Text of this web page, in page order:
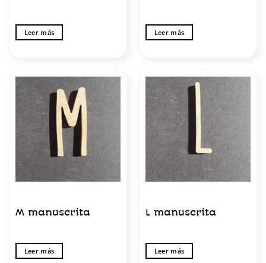
Leer más Leer más
M manuscrita
Leer más
L manuscrita
Leer más